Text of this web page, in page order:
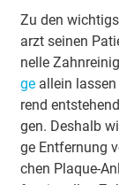
Zu den
arzt sei­nen
nel­le
geal­lein las­sen
rend
gen. Des­halb
ge Ent­fer­nung
chen Pla­que-